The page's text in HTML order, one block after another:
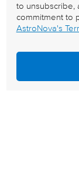
to unsubscribe,
commitment to
AstroNova's